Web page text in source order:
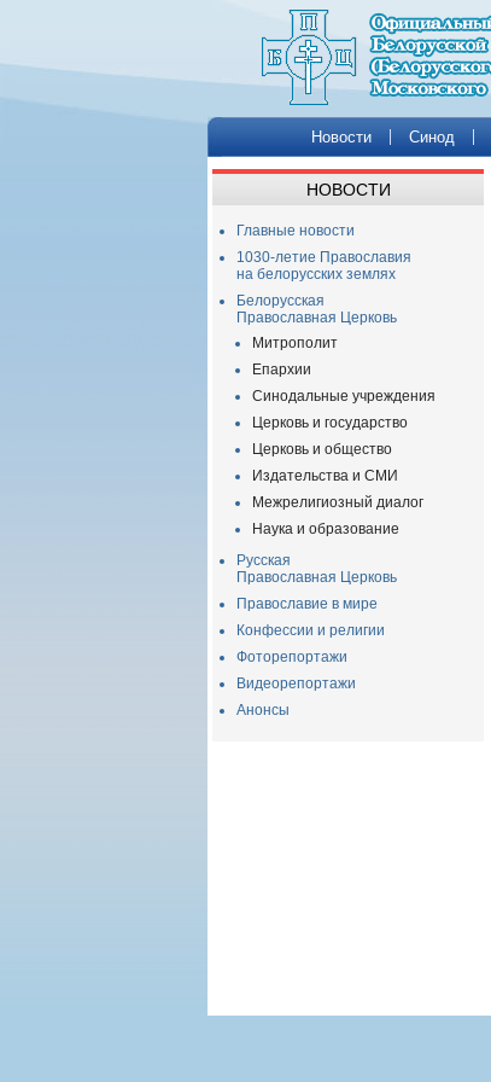
Новости Синод
НОВОСТИ
Главные новости
1030-летие Православия
на белорусских землях
Белорусская
Православная Церковь
Митрополит
Епархии
Синодальные учреждения
Церковь и государство
Церковь и общество
Издательства и СМИ
Межрелигиозный диалог
Наука и образование
Русская
Православная Церковь
Православие в мире
Конфессии и религии
Фоторепортажи
Видеорепортажи
Анонсы